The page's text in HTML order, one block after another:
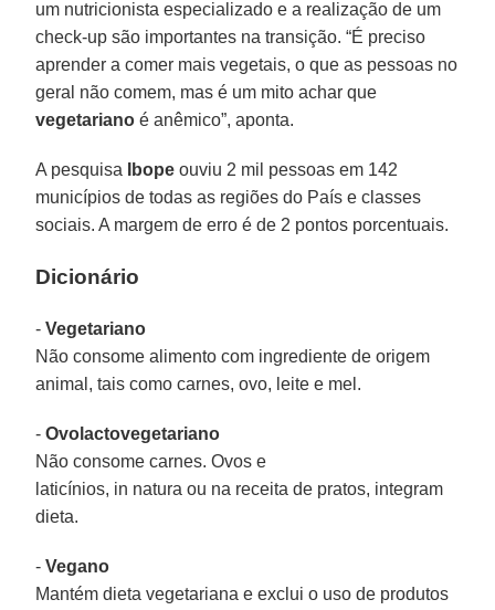
um nutricionista especializado e a realização de um
check-up são importantes na transição. “É preciso
aprender a comer mais vegetais, o que as pessoas no
geral não comem, mas é um mito achar que
vegetariano é anêmico”, aponta.
A pesquisa Ibope ouviu 2 mil pessoas em 142
municípios de todas as regiões do País e classes
sociais. A margem de erro é de 2 pontos porcentuais.
Dicionário
-Vegetariano
Não consome alimento com ingrediente de origem
animal, tais como carnes, ovo, leite e mel.
-Ovolactovegetariano
Não consome carnes. Ovos e
laticínios, in natura ou na receita de pratos, integram
dieta.
-Vegano
Mantém dieta vegetariana e exclui o uso de produtos